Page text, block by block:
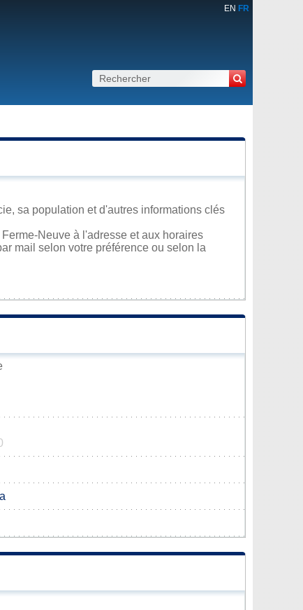
EN FR
sa population et d'autres informations clés
Neuve à l'adresse et aux horaires
mail selon votre préférence ou selon la